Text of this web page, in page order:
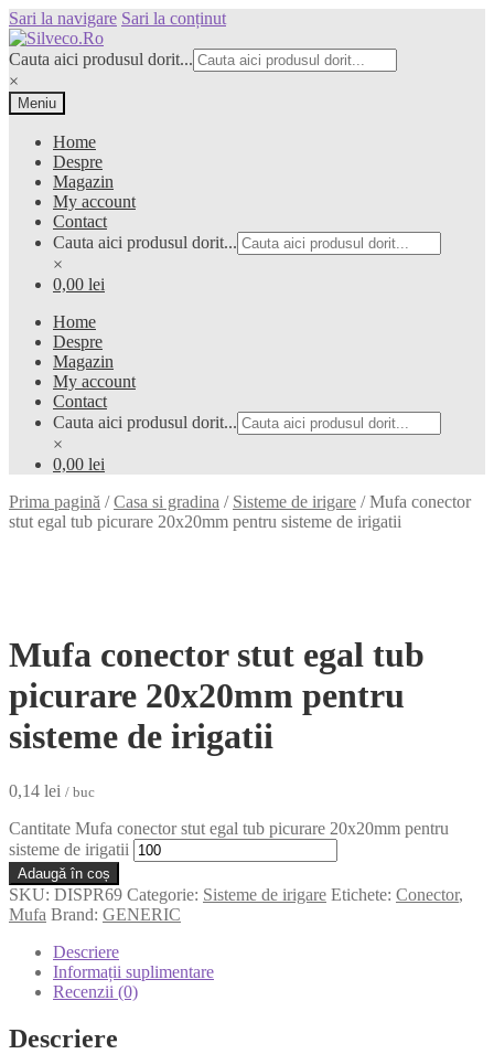
Sari la navigare Sari la conținut
Cauta aici produsul dorit...
×
Meniu
Home
Despre
Magazin
My account
Contact
Cauta aici produsul dorit...
×
0,00 lei
Home
Despre
Magazin
My account
Contact
Cauta aici produsul dorit...
×
0,00 lei
Prima pagină /Casa si gradina / Sisteme de irigare /Mufa conector
stut egal tub picurare 20x20mm pentru sisteme de irigatii
Mufa conector stut egal tub
picurare 20x20mm pentru
sisteme de irigatii
0,14 lei / buc
Cantitate Mufa conector stut egal tub picurare 20x20mm pentru
sisteme de irigatii
Adaugă în coș
SKU: DISPR69 Categorie: Sisteme de irigare Etichete: Conector,
Mufa Brand: GENERIC
Descriere
Informații suplimentare
Recenzii (0)
Descriere